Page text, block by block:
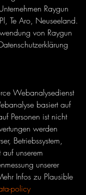
Raygun
Te Aro, Neuseeland.
von Raygun
Webanalysedienst
basiert auf
Personen ist nicht
werden
Betriebssystem,
unserem
unserer
Infos zu Plausible
policy